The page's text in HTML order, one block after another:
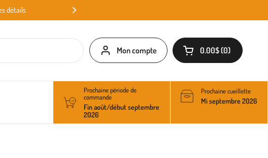
détails
Mon compte Ouvrir le panier
0.00$ 0
Prochaine période de
commande
Fin août/début septembre
2026
Prochaine cueillette
Mi septembre 2026